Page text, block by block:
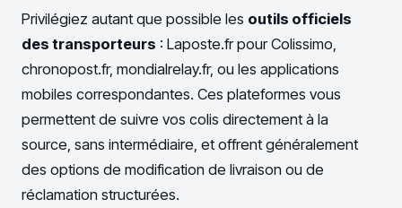
Privilégiez autant que possible les outils officiels
des transporteurs : Laposte.fr pour Colissimo,
chronopost.fr, mondialrelay.fr, ou les applications
mobiles correspondantes. Ces plateformes vous
permettent de suivre vos colis directement à la
source, sans intermédiaire, et offrent généralement
des options de modification de livraison ou de
réclamation structurées.